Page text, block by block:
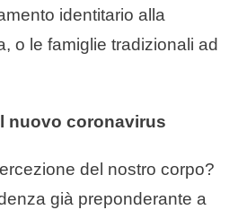
identitario alla
o le famiglie tradizionali ad
nuovo coronavirus
del nostro corpo?
già preponderante a